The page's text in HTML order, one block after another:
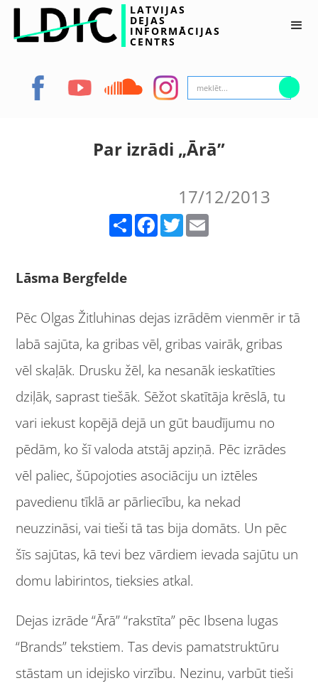
LATVIJAS
DEJAS
INFORMĀCIJAS
CENTRS
Par izrādi „Ārā”
17/12/2013
Facebook Twitter
Lāsma Bergfelde
Pēc Olgas Žitluhinas dejas izrādēm vienmēr ir tā
labā sajūta, ka gribas vēl, gribas vairāk, gribas
vēl skaļāk. Drusku žēl, ka nesanāk ieskatīties
dziļāk, saprast tiešāk. Sēžot skatītāja krēslā, tu
vari iekust kopējā dejā un gūt baudījumu no
pēdām, ko šī valoda atstāj apziņā. Pēc izrādes
vēl paliec, šūpojoties asociāciju un iztēles
pavedienu tīklā ar pārliecību, ka nekad
neuzzināsi, vai tieši tā tas bija domāts. Un pēc
šīs sajūtas, kā tevi bez vārdiem ievada sajūtu un
domu labirintos, tieksies atkal.
Dejas izrāde “Ārā” “rakstīta” pēc Ibsena lugas
“Brands” tekstiem. Tas devis pamatstruktūru
stāstam un idejisko virzību. Nezinu, varbūt tieši